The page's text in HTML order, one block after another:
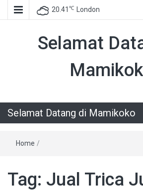
20.41 ℃ London
Selamat
Selamat Datang di Mamikoko
Home /
Tag: Jual Trica